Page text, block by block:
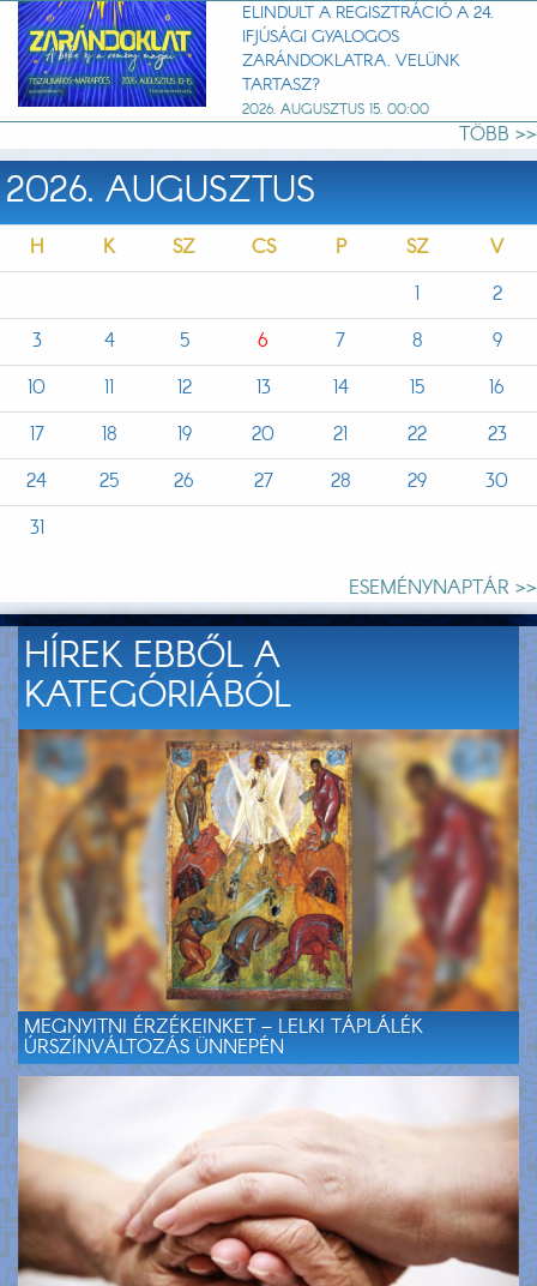
ELINDULT A REGISZTRÁCIÓ A 24.
IFJÚSÁGI GYALOGOS
ZARÁNDOKLATRA. VELÜNK
TARTASZ?
2026. AUGUSZTUS 15. 00:00
TÖBB >>
2026. AUGUSZTUS
H K SZ CS P SZ
V
1
2
3
4 5 6 7 8
9
10
11 12 13 14 15
16
17
18 19 20 21 22
23
24
25 26 27 28 29
30
31
ESEMÉNYNAPTÁR >>
HÍREK EBBŐL A
KATEGÓRIÁBÓL
MEGNYITNI ÉRZÉKEINKET – LELKI TÁPLÁLÉK
ÚRSZÍNVÁLTOZÁS ÜNNEPÉN